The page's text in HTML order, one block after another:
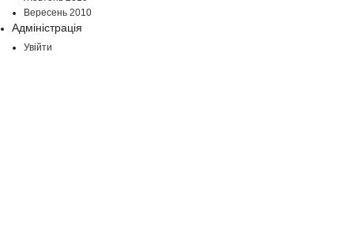
Вересень 2010
Адміністрація
Увійти